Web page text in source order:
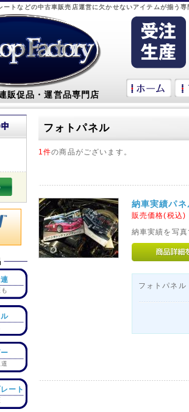
ートなどの中古車販売店運営に欠かせないアイテムが揃う
販促品・運営品専門店
ート
フォトパネル
1件の商品がございます。
納車実績パネ
販売価格(税込
納車実績を写
フォトパネ